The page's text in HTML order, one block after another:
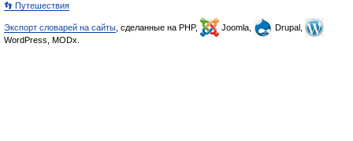
👣 Путешествия
Экспорт словарей на сайты , сделанные на PHP, Joomla,
Drupal,
WordPress, MODx.